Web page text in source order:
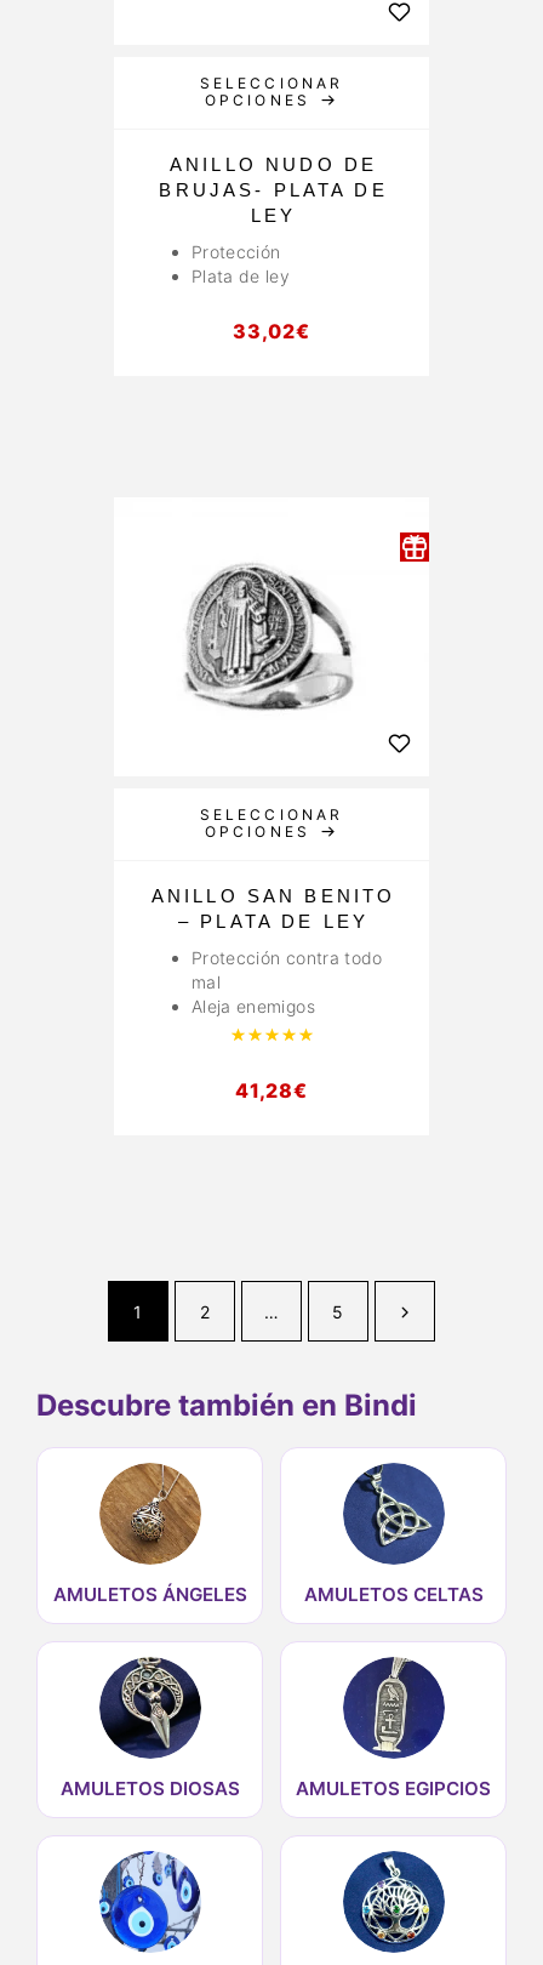
SELECCIONAR
OPCIONES
ANILLO NUDO DE
BRUJAS- PLATA DE
LEY
Protección
Plata de ley
33,02€
SELECCIONAR
OPCIONES
ANILLO SAN BENITO
– PLATA DE LEY
Protección contra todo
mal
Aleja enemigos
Valorado con
41,28€
1 2 … 5
Descubre también en Bindi
AMULETOS ÁNGELES AMULETOS CELTAS
AMULETOS DIOSAS AMULETOS EGIPCIOS